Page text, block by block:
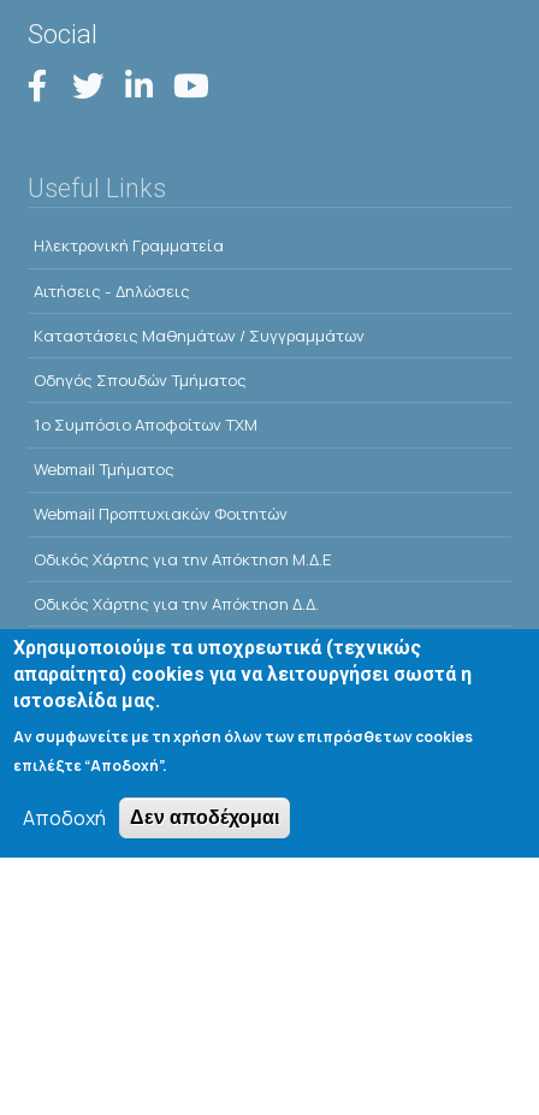
Social
Useful Links
Ηλεκτρονική Γραμματεία
Αιτήσεις - Δηλώσεις
Kαταστάσεις Μαθημάτων / Συγγραμμάτων
Οδηγός Σπουδών Τμήματος
1o Συμπόσιο Αποφοίτων ΤΧΜ
Webmail Τμήματος
Webmail Προπτυχιακών Φοιτητών
Οδικός Χάρτης για την Απόκτηση Μ.Δ.Ε
Οδικός Χάρτης για την Απόκτηση Δ.Δ.
E-Class
Αίθουσες Σεμιναρίων - Πρόγραμμα
Βιβλιοθήκη Τμήματος
Χρησιμοποιούμε τα υποχρεωτικά (τεχνικώς
απαραίτητα) cookies για να λειτουργήσει σωστά η
ιστοσελίδα μας.
Αν συμφωνείτε με τη χρήση όλων των επιπρόσθετων cookies
επιλέξτε “Αποδοχή”.
Αποδοχή Δεν αποδέχομαι